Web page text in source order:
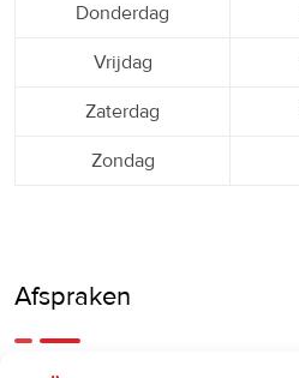
Donderdag
Vrijdag
Zaterdag
Zondag
Afspraken